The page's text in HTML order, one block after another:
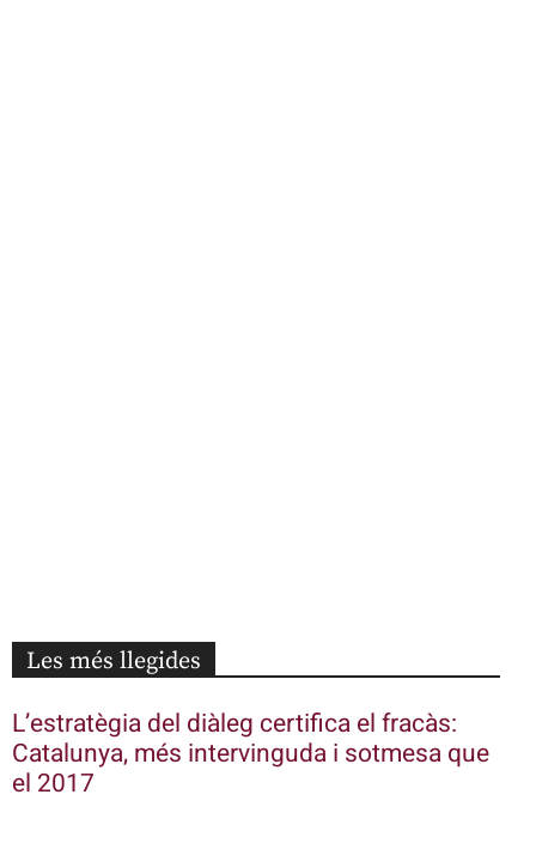
Les més llegides
L’estratègia del diàleg certifica el fracàs:
Catalunya, més intervinguda i sotmesa que
el 2017